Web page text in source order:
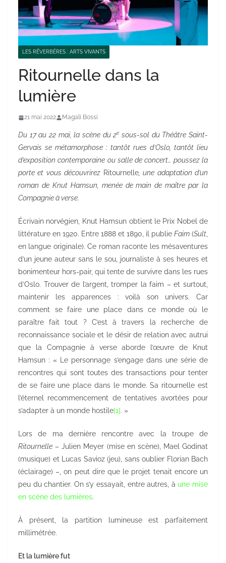
LES RÉVERBÈRES : ARTS VIVANTS
Ritournelle dans la
lumière
21 mai 2022 Magali Bossi
Du 17 au 22 mai, la scène du 2e sous-sol du Théâtre Saint-
Gervais se métamorphose : tantôt rues d’Oslo, tantôt lieu
d’exposition contemporaine ou salle de concert… poussez la
porte et vous découvrirez Ritournelle, une adaptation d’un
roman de Knut Hamsun, menée de main de maître par la
Compagnie à verse.
Écrivain norvégien, Knut Hamsun obtient le Prix Nobel de
littérature en 1920. Entre 1888 et 1890, il publie Faim (Sult
en langue originale). Ce roman raconte les mésaventures
d’un jeune auteur sans le sou, journaliste à ses heures et
bonimenteur hors-pair, qui tente de survivre dans les rues
d’Oslo. Trouver de l’argent, tromper la faim – et surtout,
maintenir les apparences : voilà son univers. Car
comment se faire une place dans ce monde où le
paraître fait tout ? C’est à travers la recherche de
reconnaissance sociale et le désir de relation avec autrui
que la Compagnie à verse aborde l’œuvre de Knut
Hamsun : « Le personnage s’engage dans une série de
rencontres qui sont toutes des transactions pour tenter
de se faire une place dans le monde. Sa ritournelle est
l’éternel recommencement de tentatives avortées pour
s’adapter à un monde hostile[1]. »
Lors de ma dernière rencontre avec la troupe de
Ritournelle – Julien Meyer (mise en scène), Mael Godinat
(musique) et Lucas Savioz (jeu), sans oublier Florian Bach
(éclairage) –, on peut dire que le projet tenait encore un
peu du chantier. On s’y essayait, entre autres, à une mise
en scène des lumières.
À présent, la partition lumineuse est parfaitement
millimétrée.
Et la lumière fut